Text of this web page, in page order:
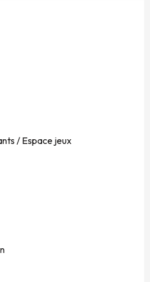
/ Espace jeux